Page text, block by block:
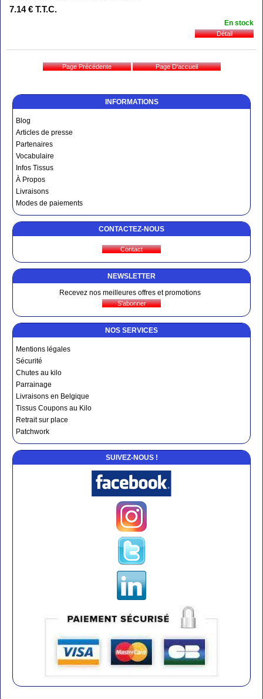
INFORMATIONS
Blog
Articles de presse
Partenaires
Vocabulaire
Infos Tissus
À Propos
Livraisons
Modes de paiements
CONTACTEZ-NOUS
NEWSLETTER
Recevez nos meilleures offres et promotions
NOS SERVICES
Mentions légales
Sécurité
Chutes au kilo
Parrainage
Livraisons en Belgique
Tissus Coupons au Kilo
Retrait sur place
Patchwork
SUIVEZ-NOUS !
7.14 € T.T.C.
En stock